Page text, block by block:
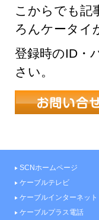
こからでも記
ろんケータイ
登録時のID・
さい。
SCNホームページ
ケーブルテレビ
ケーブルインターネット
ケーブルプラス電話